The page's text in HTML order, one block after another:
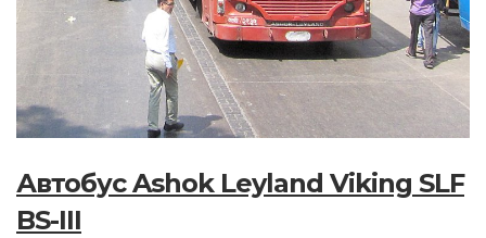
Автобус Ashok Leyland Viking SLF
BS-III